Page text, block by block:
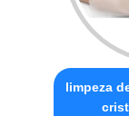
limpeza